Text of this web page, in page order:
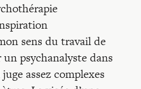
sens du travail de
un psychanalyste dans
assez complexes